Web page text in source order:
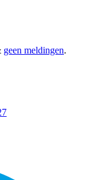
geen meldingen.